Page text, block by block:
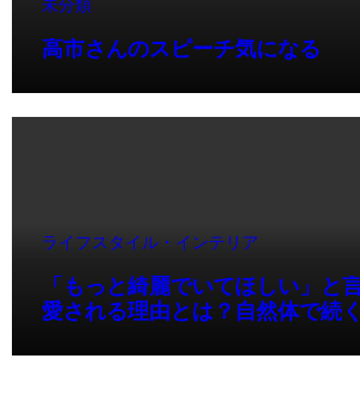
未分類
高市さんのスピーチ気になる
ライフスタイル・インテリア
「もっと綺麗でいてほしい」と
愛される理由とは？自然体で続